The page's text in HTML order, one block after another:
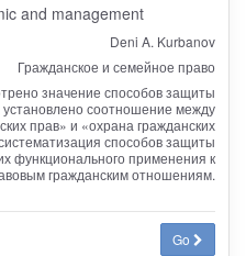
and management
Deni A. Kurbanov
Гражданское и семейное право
значение способов защиты
установлено соотношение между
прав» и «охрана гражданских
способов защиты
функционального применения к
гражданским отношениям.
Go